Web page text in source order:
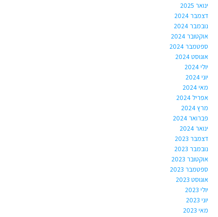
ינואר 2025
דצמבר 2024
נובמבר 2024
אוקטובר 2024
ספטמבר 2024
אוגוסט 2024
יולי 2024
יוני 2024
מאי 2024
אפריל 2024
מרץ 2024
פברואר 2024
ינואר 2024
דצמבר 2023
נובמבר 2023
אוקטובר 2023
ספטמבר 2023
אוגוסט 2023
יולי 2023
יוני 2023
מאי 2023